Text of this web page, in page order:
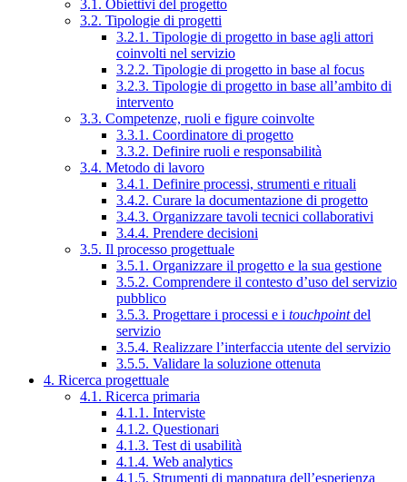
3.1. Obiettivi del progetto
3.2. Tipologie di progetti
3.2.1. Tipologie di progetto in base agli attori
coinvolti nel servizio
3.2.2. Tipologie di progetto in base al focus
3.2.3. Tipologie di progetto in base all’ambito di
intervento
3.3. Competenze, ruoli e figure coinvolte
3.3.1. Coordinatore di progetto
3.3.2. Definire ruoli e responsabilità
3.4. Metodo di lavoro
3.4.1. Definire processi, strumenti e rituali
3.4.2. Curare la documentazione di progetto
3.4.3. Organizzare tavoli tecnici collaborativi
3.4.4. Prendere decisioni
3.5. Il processo progettuale
3.5.1. Organizzare il progetto e la sua gestione
3.5.2. Comprendere il contesto d’uso del servizio
pubblico
3.5.3. Progettare i processi e i touchpointdel
servizio
3.5.4. Realizzare l’interfaccia utente del servizio
3.5.5. Validare la soluzione ottenuta
4. Ricerca progettuale
4.1. Ricerca primaria
4.1.1. Interviste
4.1.2. Questionari
4.1.3. Test di usabilità
4.1.4. Web analytics
4.1.5. Strumenti di mappatura dell’esperienza